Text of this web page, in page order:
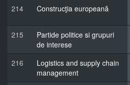
214 Construcţia europeană
215
Partide politice si grupuri
de interese
216
Logistics and supply chain
management